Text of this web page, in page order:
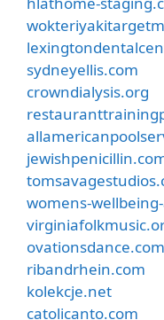
sydneyellis.com
crowndialysis.org
womens-
ovationsdance.com
ribandrhein.com
kolekcje.net
catolicanto.com